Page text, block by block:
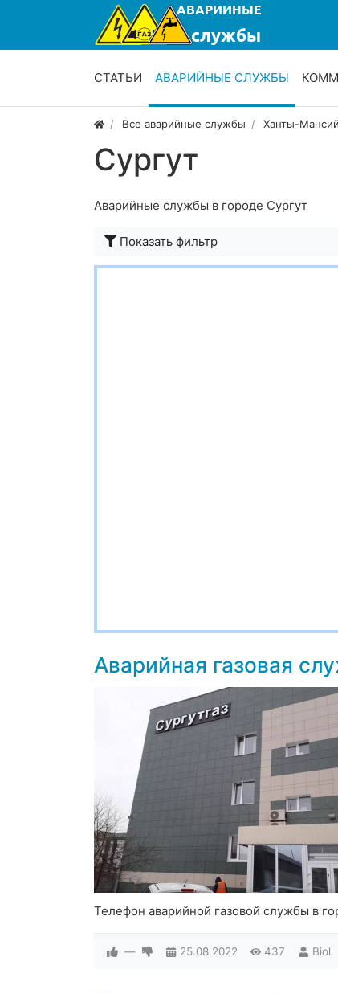
СТАТЬИ АВАРИЙНЫЕ СЛУЖБЫ
Все аварийные службы Ханты-
Сургут
Аварийные службы в городе Сургут
Показать фильтр
Аварийная газовая
Телефон аварийной газовой службы в
— 25.08.2022 437 Biol